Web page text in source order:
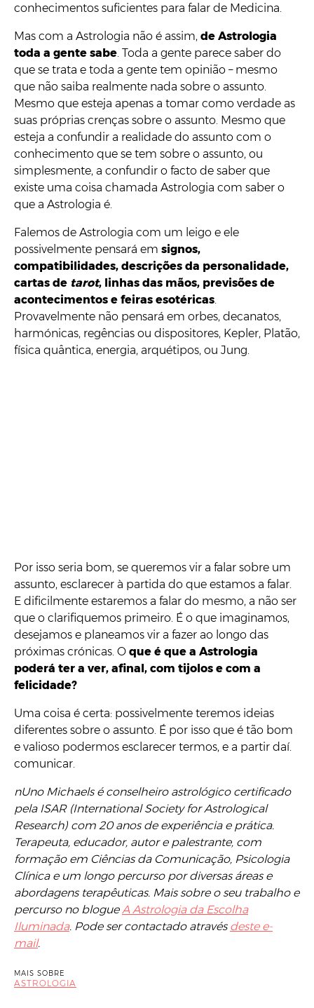
conhecimentos suficientes para falar de Medicina.
Mas com a Astrologia não é assim, de Astrologia
toda a gente sabe. Toda a gente parece saber do
que se trata e toda a gente tem opinião – mesmo
que não saiba realmente nada sobre o assunto.
Mesmo que esteja apenas a tomar como verdade as
suas próprias crenças sobre o assunto. Mesmo que
esteja a confundir a realidade do assunto com o
conhecimento que se tem sobre o assunto, ou
simplesmente, a confundir o facto de saber que
existe uma coisa chamada Astrologia com saber o
que a Astrologia é.
Falemos de Astrologia com um leigo e ele
possivelmente pensará em signos,
compatibilidades, descrições da personalidade,
cartas de tarot, linhas das mãos, previsões de
acontecimentos e feiras esotéricas.
Provavelmente não pensará em orbes, decanatos,
harmónicas, regências ou dispositores, Kepler, Platão,
física quântica, energia, arquétipos, ou Jung.
Por isso seria bom, se queremos vir a falar sobre um
assunto, esclarecer à partida do que estamos a falar.
E dificilmente estaremos a falar do mesmo, a não ser
que o clarifiquemos primeiro. É o que imaginamos,
desejamos e planeamos vir a fazer ao longo das
próximas crónicas. O que é que a Astrologia
poderá ter a ver, afinal, com tijolos e com a
felicidade?
Uma coisa é certa: possivelmente teremos ideias
diferentes sobre o assunto. É por isso que é tão bom
e valioso podermos esclarecer termos, e a partir daí.
comunicar.
nUno Michaels é conselheiro astrológico certificado
pela ISAR (International Society for Astrological
Research) com 20 anos de experiência e prática.
Terapeuta, educador, autor e palestrante, com
formação em Ciências da Comunicação, Psicologia
Clínica e um longo percurso por diversas áreas e
abordagens terapêuticas. Mais sobre o seu trabalho e
percurso no blogueA Astrologia da Escolha
Iluminada. Pode ser contactado através deste e-
mail.
MAIS SOBRE
ASTROLOGIA